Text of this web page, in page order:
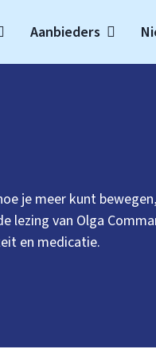
Aanbieders
je meer kunt
van Olga
en medicatie.